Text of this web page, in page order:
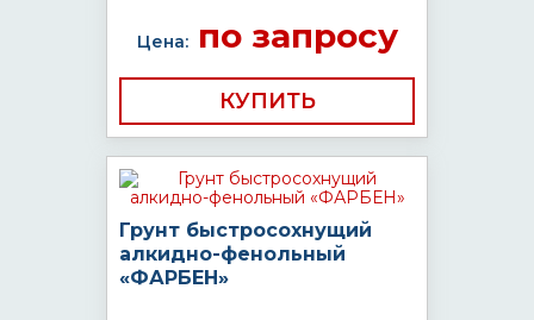
Цена:по запросу
КУПИТЬ
Грунт быстросохнущий
алкидно-фенольный
«ФАРБЕН»